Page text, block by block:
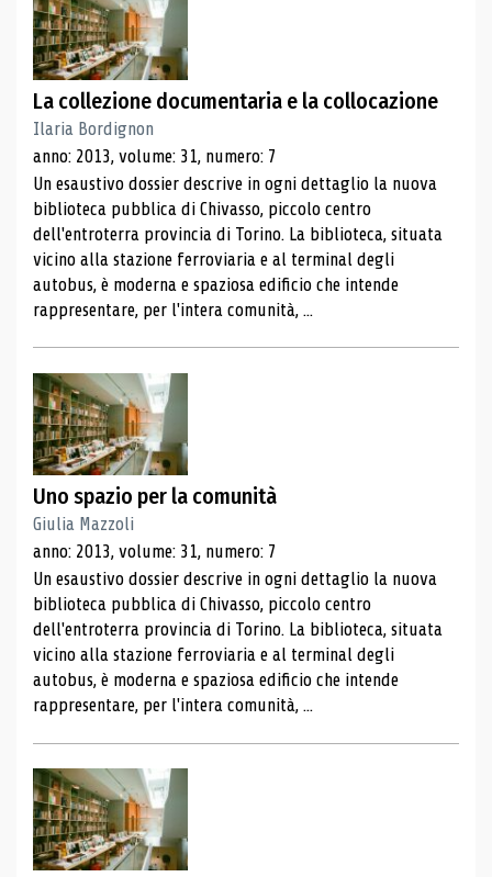
La collezione documentaria e la collocazione
Ilaria Bordignon
anno: 2013, volume: 31, numero: 7
Un esaustivo dossier descrive in ogni dettaglio la nuova
biblioteca pubblica di Chivasso, piccolo centro
dell'entroterra provincia di Torino. La biblioteca, situata
vicino alla stazione ferroviaria e al terminal degli
autobus, è moderna e spaziosa edificio che intende
rappresentare, per l'intera comunità, ...
Uno spazio per la comunità
Giulia Mazzoli
anno: 2013, volume: 31, numero: 7
Un esaustivo dossier descrive in ogni dettaglio la nuova
biblioteca pubblica di Chivasso, piccolo centro
dell'entroterra provincia di Torino. La biblioteca, situata
vicino alla stazione ferroviaria e al terminal degli
autobus, è moderna e spaziosa edificio che intende
rappresentare, per l'intera comunità, ...